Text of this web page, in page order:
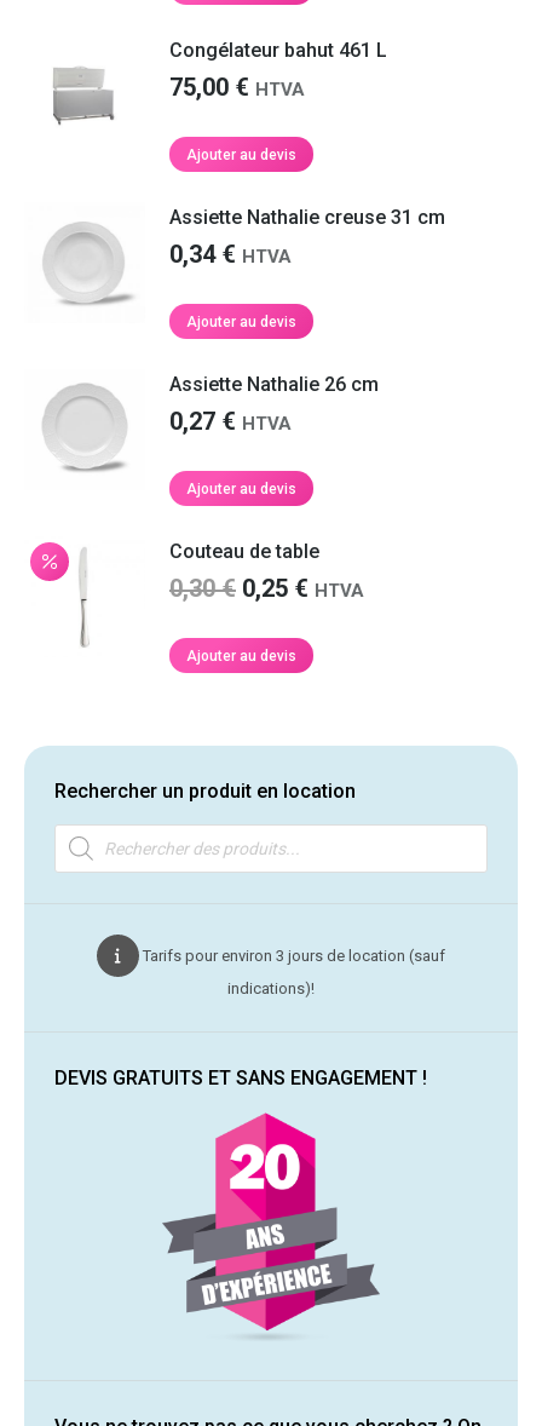
0,25 €.0,21 €.
Congélateur bahut 461 L
75,00 € HTVA
Ajouter au devis
Assiette Nathalie creuse 31 cm
0,34 € HTVA
Ajouter au devis
Assiette Nathalie 26 cm
0,27 € HTVA
Ajouter au devis
Couteau de table
0,30€ Le
initial
0,25 € Le
actuel
HTVA
Ajouter au devis
Rechercher un produit en location
Recherche
de
produits
Tarifs pour environ 3 jours de location (sauf
indications)!
DEVIS GRATUITS ET SANS ENGAGEMENT !